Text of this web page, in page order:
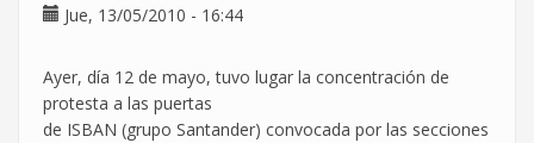
comedor
Jue, 13/05/2010 - 16:44
Ayer, día 12 de mayo, tuvo lugar la concentración de
protesta a las puertas
de ISBAN (grupo Santander) convocada por las secciones